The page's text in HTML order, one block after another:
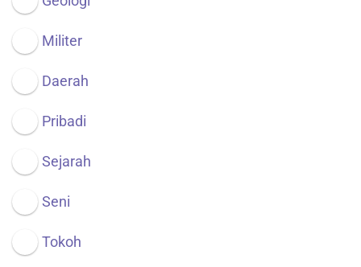
Militer
Daerah
Pribadi
Sejarah
Seni
Tokoh